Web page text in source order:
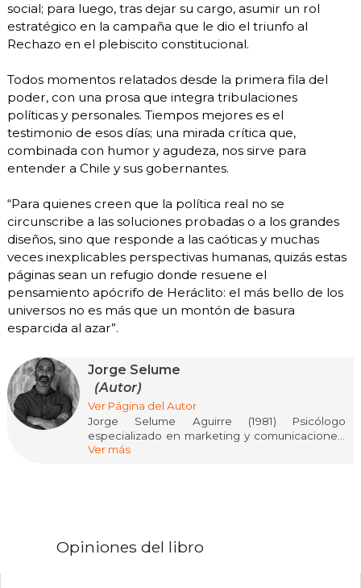
social; para luego, tras dejar su cargo, asumir un rol
estratégico en la campaña que le dio el triunfo al
Rechazo en el plebiscito constitucional.
Todos momentos relatados desde la primera fila del
poder, con una prosa que integra tribulaciones
políticas y personales. Tiempos mejores es el
testimonio de esos días; una mirada crítica que,
combinada con humor y agudeza, nos sirve para
entender a Chile y sus gobernantes.
“Para quienes creen que la política real no se
circunscribe a las soluciones probadas o a los grandes
diseños, sino que responde a las caóticas y muchas
veces inexplicables perspectivas humanas, quizás estas
páginas sean un refugio donde resuene el
pensamiento apócrifo de Heráclito: el más bello de los
universos no es más que un montón de basura
esparcida al azar”.
Jorge Selume
(Autor)
Ver Página del Autor
Jorge Selume Aguirre (1981) Psicólogo
especializado en marketing y comunicaciones,
con vasta experiencia en campañas electorales.
política para hacerse cargo de la franja televisiva
Ver más
Opiniones del libro